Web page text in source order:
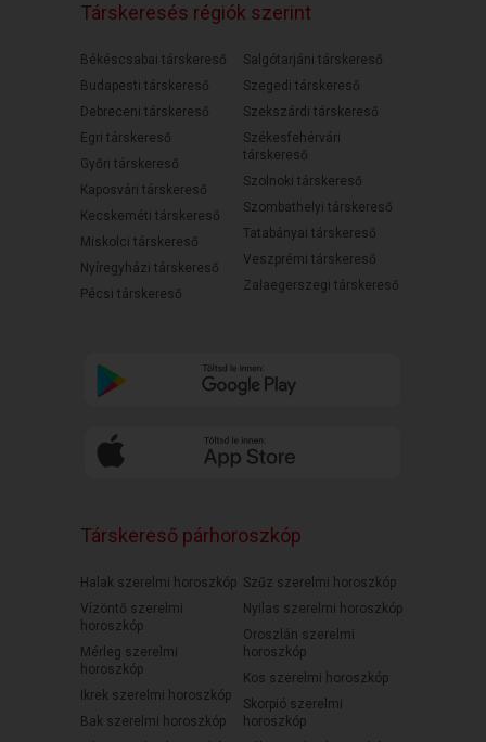
Társkeresés régiók szerint
Békéscsabai társkereső
Budapesti társkereső
Debreceni társkereső
Egri társkereső
Győri társkereső
Kaposvári társkereső
Kecskeméti társkereső
Miskolci társkereső
Nyíregyházi társkereső
Pécsi társkereső
Salgótarjáni társkereső
Szegedi társkereső
Szekszárdi társkereső
Székesfehérvári
társkereső
Szolnoki társkereső
Szombathelyi társkereső
Tatabányai társkereső
Veszprémi társkereső
Zalaegerszegi társkereső
Társkereső párhoroszkóp
Halak szerelmi horoszkóp
Vízöntő szerelmi
horoszkóp
Mérleg szerelmi
horoszkóp
Ikrek szerelmi horoszkóp
Bak szerelmi horoszkóp
Szűz szerelmi horoszkóp
Nyilas szerelmi horoszkóp
Oroszlán szerelmi
horoszkóp
Kos szerelmi horoszkóp
Skorpió szerelmi
horoszkóp